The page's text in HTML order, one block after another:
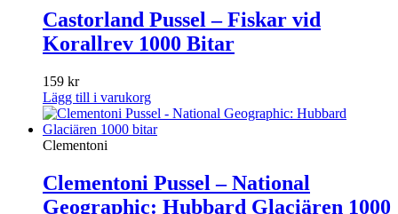
Castorland Pussel – Fiskar vid
Korallrev 1000 Bitar
159 kr
Lägg till i varukorg
Clementoni
Clementoni Pussel – National
Geographic: Hubbard Glaciären 1000